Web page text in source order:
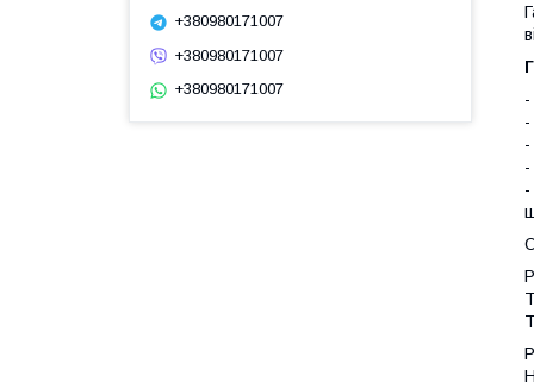
-
-
-
-
-
+380980171007
+380980171007
+380980171007